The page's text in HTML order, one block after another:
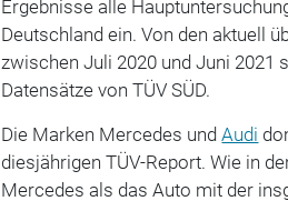
Ergebnisse alle
Deutschland ein. Von den aktuell
zwischen Juli 2020 und Juni 2021
Datensätze von TÜV SÜD.
Die Marken Mercedes undAudi
diesjährigen TÜV-Report. Wie in
Mercedes als das Auto mit der